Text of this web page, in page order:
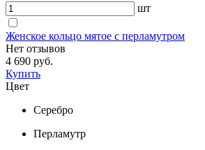
шт
Женское кольцо мятое с перламутром
Нет отзывов
4 690 руб.
Купить
Цвет
Серебро
Перламутр